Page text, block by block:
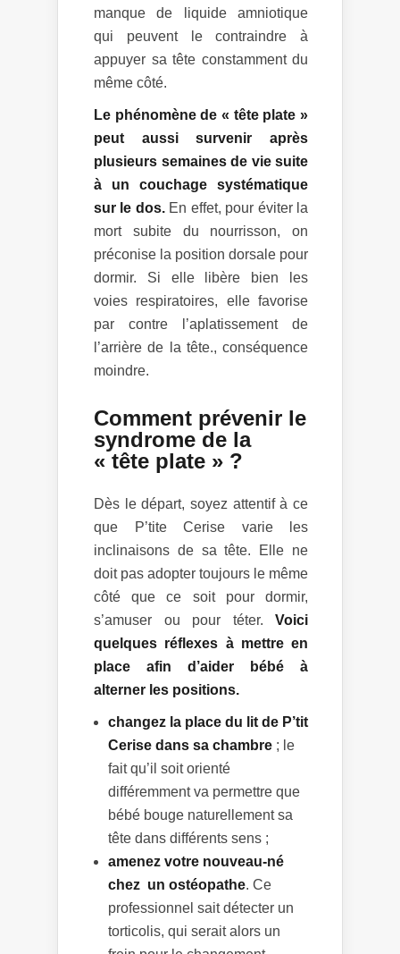
manque de liquide amniotique
qui peuvent le contraindre à
appuyer sa tête constamment du
même côté.
Le phénomène de « tête plate »
peut aussi survenir après
plusieurs semaines de vie suite
à un couchage systématique
sur le dos.En effet, pour éviter la
mort subite du nourrisson, on
préconise la position dorsale pour
dormir. Si elle libère bien les
voies respiratoires, elle favorise
par contre l’aplatissement de
l’arrière de la tête., conséquence
moindre.
Comment prévenir le
syndrome de la
« tête plate » ?
Dès le départ, soyez attentif à ce
que P’tite Cerise varie les
inclinaisons de sa tête. Elle ne
doit pas adopter toujours le même
côté que ce soit pour dormir,
s’amuser ou pour téter. Voici
quelques réflexes à mettre en
place afin d’aider bébé à
alterner les positions.
changez la place du lit de P’tit
Cerise dans sa chambre ; le
fait qu’il soit orienté
différemment va permettre que
bébé bouge naturellement sa
tête dans différents sens ;
amenez votre nouveau-né
chez un ostéopathe. Ce
professionnel sait détecter un
torticolis, qui serait alors un